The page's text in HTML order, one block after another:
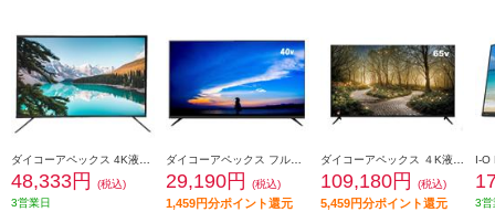
48,333円
(税込)
3営業日
29,190円 (税込)
1,459円分ポイント還元
109,180円 (税込)
5,459円分ポイント還元 3営